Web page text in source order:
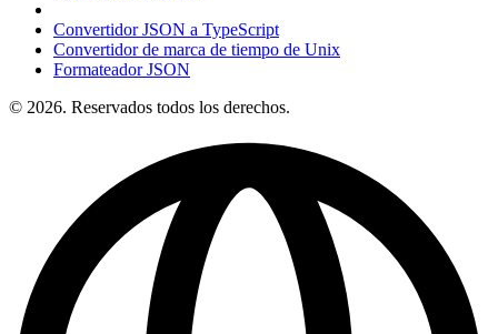
Convertidor JSON a TypeScript
Convertidor de marca de tiempo de Unix
Formateador JSON
© 2026. Reservados todos los derechos.